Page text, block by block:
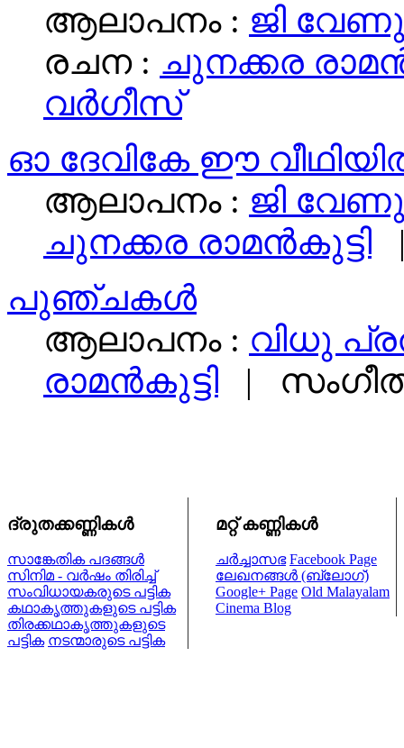
ആലാപനം : ജി
രചന : ചുനക്കര
വര്‍ഗീസ്
ഓ ദേവികേ ഈ
ആലാപനം : ജി
ചുനക്കര രാമന്‍കുട്ടി
പുഞ്ചകള്‍
ആലാപനം : വിധു
രാമന്‍കുട്ടി |
ദ്രുതക്കണ്ണികള്‍
സാങ്കേതിക പദങ്ങള്‍
സിനിമ - വര്‍ഷം തിരിച്ച്
സംവിധായകരുടെ പട്ടിക
കഥാകൃത്തുകളുടെ പട്ടിക
തിരക്കഥാകൃത്തുകളുടെ
പട്ടിക നടന്മാരുടെ പട്ടിക
മറ്റ് കണ്ണികള്‍
ചര്‍ച്ചാസഭ Facebook Page
ലേഖനങ്ങള്‍ (ബ്ലോഗ്)
Google+ Page Old Malayalam
Cinema Blog